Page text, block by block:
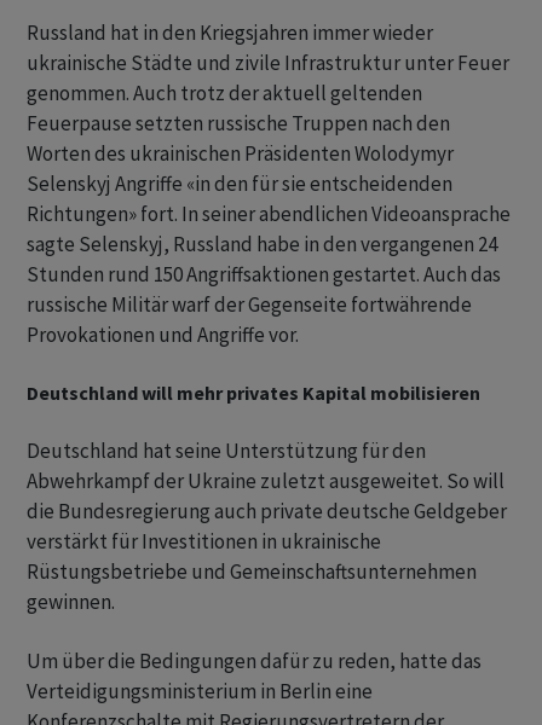
Russland hat in den Kriegsjahren immer wieder
ukrainische Städte und zivile Infrastruktur unter Feuer
genommen. Auch trotz der aktuell geltenden
Feuerpause setzten russische Truppen nach den
Worten des ukrainischen Präsidenten Wolodymyr
Selenskyj Angriffe «in den für sie entscheidenden
Richtungen» fort. In seiner abendlichen Videoansprache
sagte Selenskyj, Russland habe in den vergangenen 24
Stunden rund 150 Angriffsaktionen gestartet. Auch das
russische Militär warf der Gegenseite fortwährende
Provokationen und Angriffe vor.
Deutschland will mehr privates Kapital mobilisieren
Deutschland hat seine Unterstützung für den
Abwehrkampf der Ukraine zuletzt ausgeweitet. So will
die Bundesregierung auch private deutsche Geldgeber
verstärkt für Investitionen in ukrainische
Rüstungsbetriebe und Gemeinschaftsunternehmen
gewinnen.
Um über die Bedingungen dafür zu reden, hatte das
Verteidigungsministerium in Berlin eine